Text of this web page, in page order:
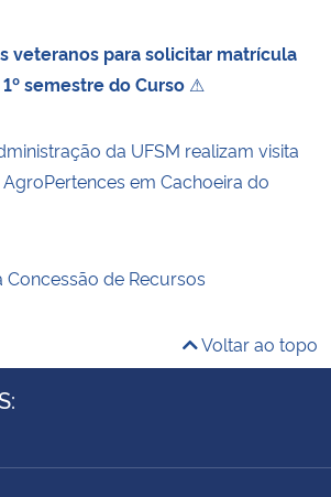
veteranos para solicitar matrícula
semestre do Curso ⚠
da UFSM realizam visita
em Cachoeira do
de Recursos
Voltar ao topo